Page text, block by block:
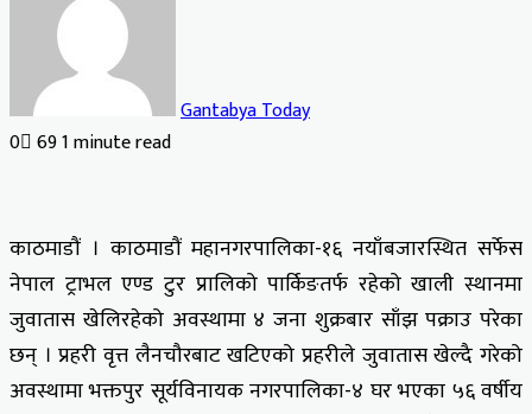
Gantabya Today
0 691 minute read
काठमाडौं । काठमाडौं महानगरपालिका-१६ नयाँबजारस्थित सर्फेस
नेपाल ट्राभल एण्ड टुर प्रालिको पार्किङतर्फ रहेको खाली स्थानमा
जुवातास खेलिरहेको अवस्थामा ४ जना शुक्रबार साँझ पक्राउ परेका
छन् । प्रहरी वृत्त लैनचौरबाट खटिएको प्रहरीले जुवातास खेल्दै गरेको
अवस्थामा भक्तपुर सूर्यविनायक नगरपालिका-४ घर भएका ५६ वर्षीय